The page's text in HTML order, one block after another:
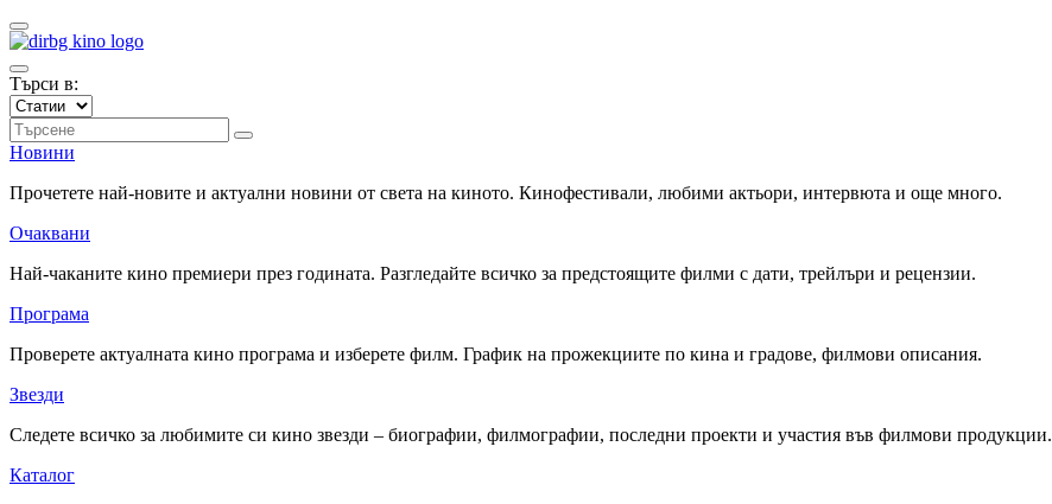
Търси в:
Новини
Прочетете най-новите и актуални новини от света на киното. Кинофестивали, любими актьори, интервюта и още много.
Очаквани
Най-чаканите кино премиери през годината. Разгледайте всичко за предстоящите филми с дати, трейлъри и рецензии.
Програма
Проверете актуалната кино програма и изберете филм. График на прожекциите по кина и градове, филмови описания.
Звезди
Следете всичко за любимите си кино звезди – биографии, филмографии, последни проекти и участия във филмови продукции.
Каталог